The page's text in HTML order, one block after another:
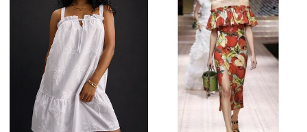
389 грн
Новое белоснежное
2450 грн
Dolce & Gabbana
Сукня в яблуках спокуси